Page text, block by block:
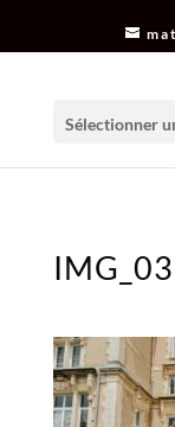
Sélectionner